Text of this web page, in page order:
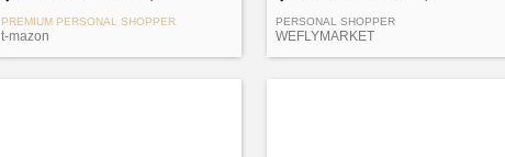
PREMIUM PERSONAL SHOPPER
t-mazon
PERSONAL SHOPPER
WEFLYMARKET